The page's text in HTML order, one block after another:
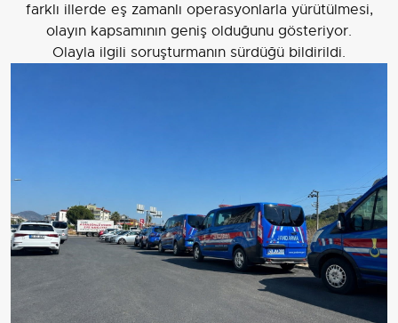
farklı illerde eş zamanlı operasyonlarla yürütülmesi,
olayın kapsamının geniş olduğunu gösteriyor.
Olayla ilgili soruşturmanın sürdüğü bildirildi.